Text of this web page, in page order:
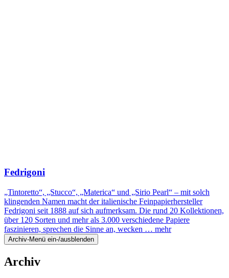
Fedrigoni
„Tintoretto“, „Stucco“, „Materica“ und „Sirio Pearl“ – mit solch
klingenden Namen macht der italienische Feinpapierhersteller
Fedrigoni seit 1888 auf sich aufmerksam. Die rund 20 Kollektionen,
über 120 Sorten und mehr als 3.000 verschiedene Papiere
faszinieren, sprechen die Sinne an, wecken … mehr
Archiv-Menü ein-/ausblenden
Archiv